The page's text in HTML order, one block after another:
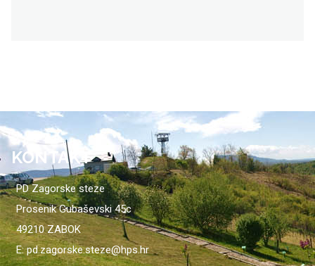
KONTAKT
PD Zagorske steze
Prosenik Gubaševski 45c
49210 ZABOK
E: pd.zagorske.steze@hps.hr